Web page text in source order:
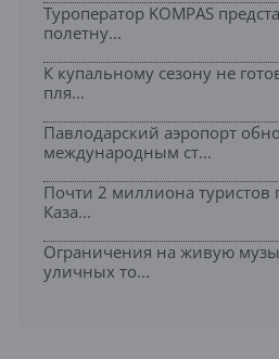
Туроператор KOMPAS
полетну...
К купальному сезону не
пля...
Павлодарский аэропорт
международным ст...
Почти 2 миллиона туристов
Каза...
Ограничения на живую
уличных то...